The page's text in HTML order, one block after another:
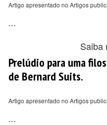
Artigo apresentado no Artigos
...
Saiba
Prelúdio para uma
de Bernard Suits.
Artigo apresentado no Artigos
...